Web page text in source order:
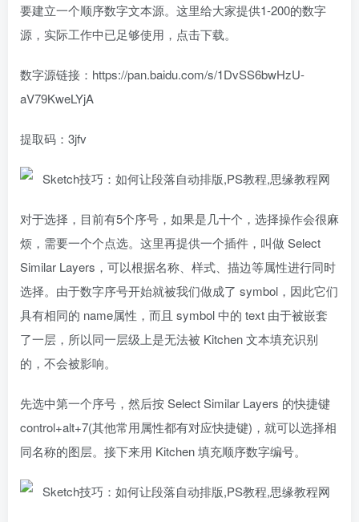
要建立一个顺序数字文本源。这里给大家提供1-200的数字
源，实际工作中已足够使用，点击下载。
数字源链接：https://pan.baidu.com/s/1DvSS6bwHzU-
aV79KweLYjA
提取码：3jfv
对于选择，目前有5个序号，如果是几十个，选择操作会很麻
烦，需要一个个点选。这里再提供一个插件，叫做 Select
Similar Layers，可以根据名称、样式、描边等属性进行同时
选择。由于数字序号开始就被我们做成了 symbol，因此它们
具有相同的 name属性，而且 symbol 中的 text 由于被嵌套
了一层，所以同一层级上是无法被 Kitchen 文本填充识别
的，不会被影响。
先选中第一个序号，然后按 Select Similar Layers 的快捷键
control+alt+7(其他常用属性都有对应快捷键)，就可以选择相
同名称的图层。接下来用 Kitchen 填充顺序数字编号。